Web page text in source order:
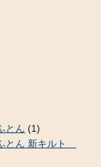
とん (1)
とん 新キルト